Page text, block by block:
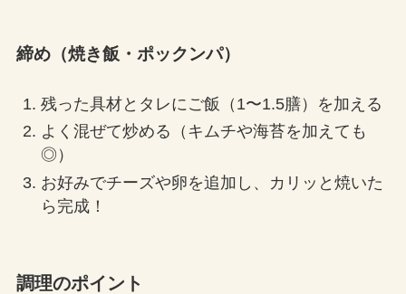
締め（焼き飯・ポックンパ）
残った具材とタレにご飯（1〜1.5膳）を加える
よく混ぜて炒める（キムチや海苔を加えても
◎）
お好みでチーズや卵を追加し、カリッと焼いた
ら完成！
調理のポイント